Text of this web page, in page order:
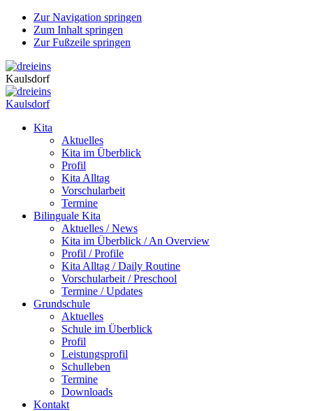
Zur Navigation springen
Zum Inhalt springen
Zur Fußzeile springen
Kaulsdorf
Kaulsdorf
Kita
Aktuelles
Kita im Überblick
Profil
Kita Alltag
Vorschularbeit
Termine
Bilinguale Kita
Aktuelles / News
Kita im Überblick / An Overview
Profil / Profile
Kita Alltag / Daily Routine
Vorschularbeit / Preschool
Termine / Updates
Grundschule
Aktuelles
Schule im Überblick
Profil
Leistungsprofil
Schulleben
Termine
Downloads
Kontakt